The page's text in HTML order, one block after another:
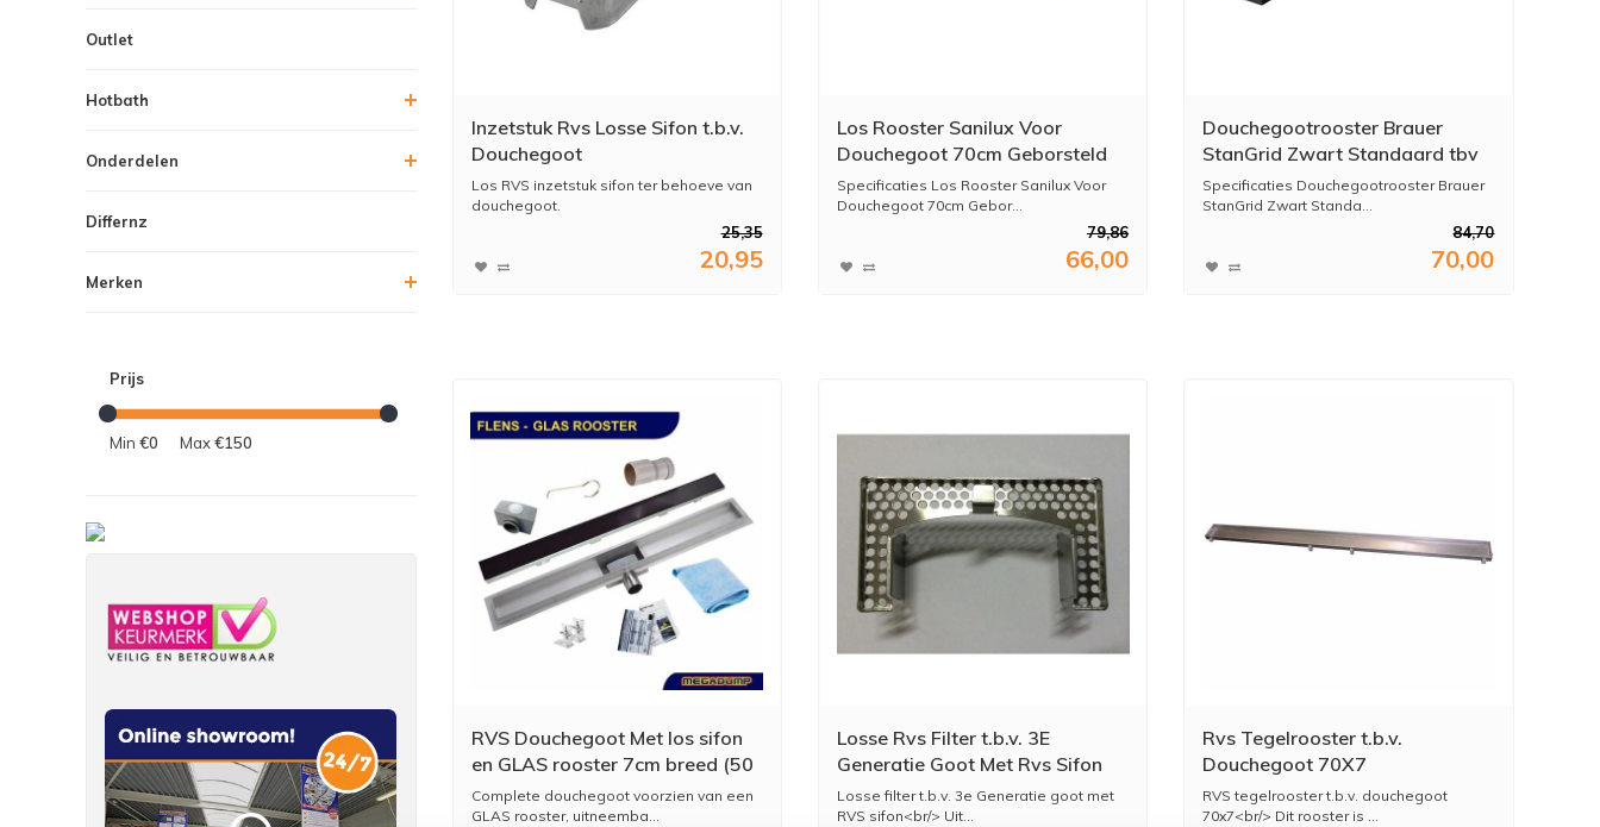
Outlet
Hotbath
Onderdelen
Differnz
Merken
Prijs
Min €0 Max€150
Inzetstuk Rvs Losse Sifon t.b.v.
Douchegoot
Los RVS inzetstuk sifon ter behoeve van
douchegoot.
25,35
20,95
Los Rooster Sanilux Voor
Douchegoot 70cm Geborsteld
Goud
Specificaties Los Rooster Sanilux Voor
Douchegoot 70cm Gebor...
79,86
66,00
Douchegootrooster Brauer
StanGrid Zwart Standaard tbv
Douchegoot STD/W/PS 50x7
cm
Specificaties Douchegootrooster Brauer
StanGrid Zwart Standa...
84,70
70,00
RVS Douchegoot Met los sifon
en GLAS rooster 7cm breed (50
t/m 110cm)
Complete douchegoot voorzien van een
GLAS rooster, uitneemba...
Losse Rvs Filter t.b.v. 3E
Generatie Goot Met Rvs Sifon
Losse filter t.b.v. 3e Generatie goot met
RVS sifon<br/> Uit...
Rvs Tegelrooster t.b.v.
Douchegoot 70X7
RVS tegelrooster t.b.v. douchegoot
70x7<br/> Dit rooster is ...